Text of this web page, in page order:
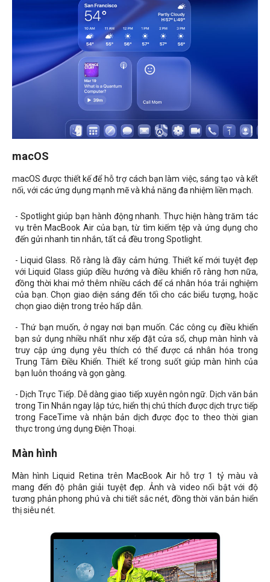
macOS
macOS được thiết kế để hỗ trợ cách bạn làm việc, sáng tạo và kết
nối, với các ứng dụng mạnh mẽ và khả năng đa nhiệm liền mạch.
- Spotlight giúp bạn hành động nhanh. Thực hiện hàng trăm tác
vụ trên MacBook Air của bạn, từ tìm kiếm tệp và ứng dụng cho
đến gửi nhanh tin nhắn, tất cả đều trong Spotlight.
- Liquid Glass. Rõ ràng là đầy cảm hứng. Thiết kế mới tuyệt đẹp
với Liquid Glass giúp điều hướng và điều khiển rõ ràng hơn nữa,
đồng thời khai mở thêm nhiều cách để cá nhân hóa trải nghiệm
của bạn. Chọn giao diện sáng đến tối cho các biểu tượng, hoặc
chọn giao diện trong trẻo hấp dẫn.
- Thứ bạn muốn, ở ngay nơi bạn muốn. Các công cụ điều khiển
bạn sử dụng nhiều nhất như xếp đặt cửa sổ, chụp màn hình và
truy cập ứng dụng yêu thích có thể được cá nhân hóa trong
Trung Tâm Điều Khiển. Thiết kế trong suốt giúp màn hình của
bạn luôn thoáng và gọn gàng.
- Dịch Trực Tiếp. Dễ dàng giao tiếp xuyên ngôn ngữ. Dịch văn bản
trong Tin Nhắn ngay lập tức, hiển thị chú thích được dịch trực tiếp
trong FaceTime và nhận bản dịch được đọc to theo thời gian
thực trong ứng dụng Điện Thoại.
Màn hình
Màn hình Liquid Retina trên MacBook Air hỗ trợ 1 tỷ màu và
mang đến độ phân giải tuyệt đẹp. Ảnh và video nổi bật với độ
tương phản phong phú và chi tiết sắc nét, đồng thời văn bản hiển
thị siêu nét.